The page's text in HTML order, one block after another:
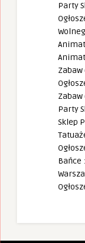
Party
Zabaw
Zabaw
Party
Sklep
Bańce :